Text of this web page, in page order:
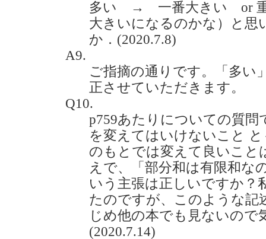
多い → 一番大きい or 重
大きいになるのかな）と思
か．(2020.7.8)
A9.
ご指摘の通りです。「多い
正させていただきます。
Q10.
p759あたりについての質問
を変えてはいけないこと
のもとでは変えて良いこと
えで、「部分和は有限和な
いう主張は正しいですか？
たのですが、このような記
じめ他の本でも見ないので
(2020.7.14)